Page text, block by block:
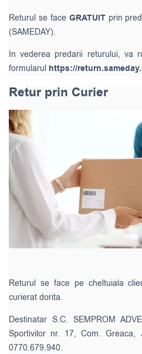
Returul se face GRATUIT prin
(SAMEDAY).
In vederea predarii returului, va
formularul https://
Retur prin Curier
Returul se face pe cheltuiala
curierat dorita.
Destinatar S.C. SEMPROM
Sportivilor nr. 17, Com. Greaca,
0770.679.940.